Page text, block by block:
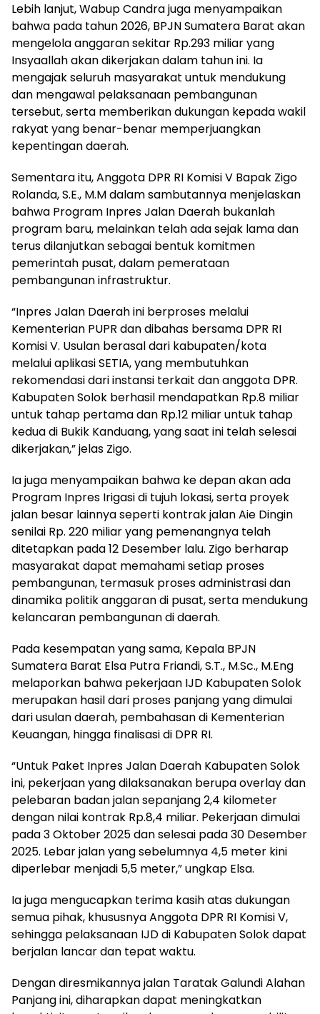
Lebih lanjut, Wabup Candra juga menyampaikan
bahwa pada tahun 2026, BPJN Sumatera Barat akan
mengelola anggaran sekitar Rp.293 miliar yang
Insyaallah akan dikerjakan dalam tahun ini. Ia
mengajak seluruh masyarakat untuk mendukung
dan mengawal pelaksanaan pembangunan
tersebut, serta memberikan dukungan kepada wakil
rakyat yang benar-benar memperjuangkan
kepentingan daerah.
Sementara itu, Anggota DPR RI Komisi V Bapak Zigo
Rolanda, S.E., M.M dalam sambutannya menjelaskan
bahwa Program Inpres Jalan Daerah bukanlah
program baru, melainkan telah ada sejak lama dan
terus dilanjutkan sebagai bentuk komitmen
pemerintah pusat, dalam pemerataan
pembangunan infrastruktur.
“Inpres Jalan Daerah ini berproses melalui
Kementerian PUPR dan dibahas bersama DPR RI
Komisi V. Usulan berasal dari kabupaten/kota
melalui aplikasi SETIA, yang membutuhkan
rekomendasi dari instansi terkait dan anggota DPR.
Kabupaten Solok berhasil mendapatkan Rp.8 miliar
untuk tahap pertama dan Rp.12 miliar untuk tahap
kedua di Bukik Kanduang, yang saat ini telah selesai
dikerjakan,” jelas Zigo.
Ia juga menyampaikan bahwa ke depan akan ada
Program Inpres Irigasi di tujuh lokasi, serta proyek
jalan besar lainnya seperti kontrak jalan Aie Dingin
senilai Rp. 220 miliar yang pemenangnya telah
ditetapkan pada 12 Desember lalu. Zigo berharap
masyarakat dapat memahami setiap proses
pembangunan, termasuk proses administrasi dan
dinamika politik anggaran di pusat, serta mendukung
kelancaran pembangunan di daerah.
Pada kesempatan yang sama, Kepala BPJN
Sumatera Barat Elsa Putra Friandi, S.T., M.Sc., M.Eng
melaporkan bahwa pekerjaan IJD Kabupaten Solok
merupakan hasil dari proses panjang yang dimulai
dari usulan daerah, pembahasan di Kementerian
Keuangan, hingga finalisasi di DPR RI.
“Untuk Paket Inpres Jalan Daerah Kabupaten Solok
ini, pekerjaan yang dilaksanakan berupa overlay dan
pelebaran badan jalan sepanjang 2,4 kilometer
dengan nilai kontrak Rp.8,4 miliar. Pekerjaan dimulai
pada 3 Oktober 2025 dan selesai pada 30 Desember
2025. Lebar jalan yang sebelumnya 4,5 meter kini
diperlebar menjadi 5,5 meter,” ungkap Elsa.
Ia juga mengucapkan terima kasih atas dukungan
semua pihak, khususnya Anggota DPR RI Komisi V,
sehingga pelaksanaan IJD di Kabupaten Solok dapat
berjalan lancar dan tepat waktu.
Dengan diresmikannya jalan Taratak Galundi Alahan
Panjang ini, diharapkan dapat meningkatkan